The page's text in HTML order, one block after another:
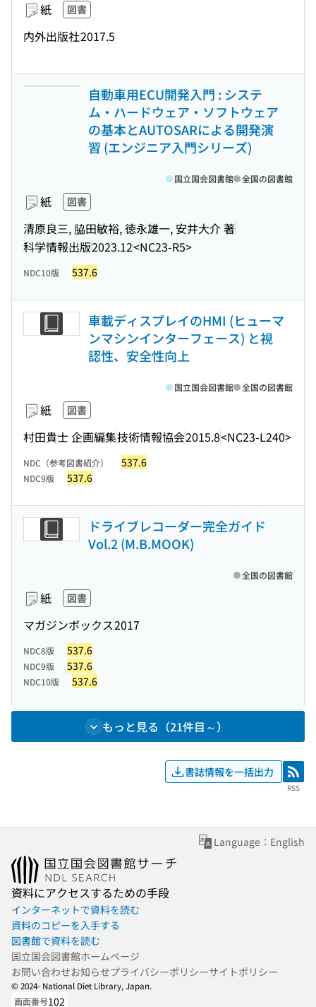
紙 図書
内外出版社2017.5
自動車用ECU開発入門 : システ
ム・ハードウェア・ソフトウェア
の基本とAUTOSARによる開発演
習 (エンジニア入門シリーズ)
紙 図書
清原良三, 脇田敏裕, 徳永雄一, 安井大介 著
科学情報出版2023.12<NC23-R5>
国立国会図書館 全国の図書館
NDC10版 537.6
車載ディスプレイのHMI (ヒューマ
ンマシンインターフェース) と視
認性、安全性向上
紙 図書
村田貴士 企画編集技術情報協会2015.8<NC23-L240>
国立国会図書館 全国の図書館
NDC（参考図書紹介） 537.6
NDC9版 537.6
ドライブレコーダー完全ガイド
Vol.2 (M.B.MOOK)
紙 図書
マガジンボックス2017
全国の図書館
NDC8版 537.6
NDC9版 537.6
NDC10版 537.6
もっと見る（21件目～）
書誌情報を一括出力 RSS
RSS
Language：English
資料にアクセスするための手段
インターネットで資料を読む
資料のコピーを入手する
図書館で資料を読む
国立国会図書館ホームページ
お問い合わせお知らせプライバシーポリシーサイトポリシー
© 2024- National Diet Library, Japan.
画面番号102